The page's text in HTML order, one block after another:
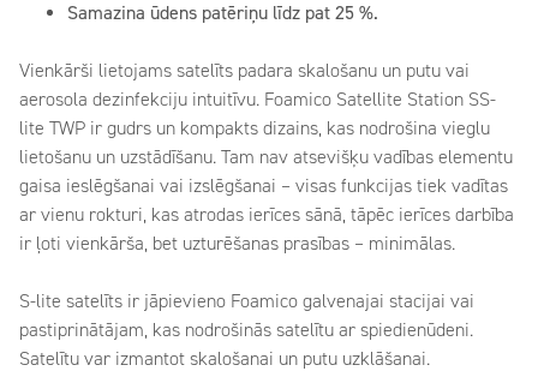
Samazina ūdens patēriņu līdz pat 25 %.
Vienkārši lietojams satelīts padara skalošanu un putu vai
aerosola dezinfekciju intuitīvu. Foamico Satellite Station SS-
lite TWP ir gudrs un kompakts dizains, kas nodrošina vieglu
lietošanu un uzstādīšanu. Tam nav atsevišķu vadības elementu
gaisa ieslēgšanai vai izslēgšanai – visas funkcijas tiek vadītas
ar vienu rokturi, kas atrodas ierīces sānā, tāpēc ierīces darbība
ir ļoti vienkārša, bet uzturēšanas prasības – minimālas.
S-lite satelīts ir jāpievieno Foamico galvenajai stacijai vai
pastiprinātājam, kas nodrošinās satelītu ar spiedienūdeni.
Satelītu var izmantot skalošanai un putu uzklāšanai.